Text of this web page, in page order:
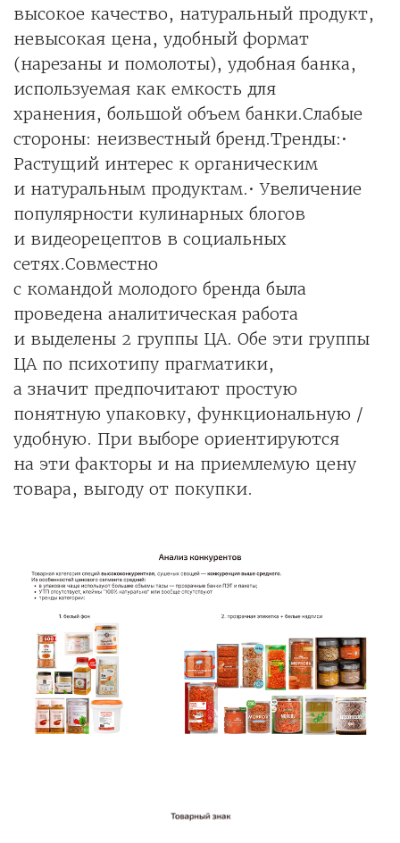
высокое качество, натуральный продукт,
невысокая цена, удобный формат
(нарезаны и помолоты), удобная банка,
используемая как емкость для
хранения, большой объем банки.Слабые
стороны: неизвестный бренд.Тренды:•
Растущий интерес к органическим
и натуральным продуктам.• Увеличение
популярности кулинарных блогов
и видеорецептов в социальных
сетях.Совместно
с командой молодого бренда была
проведена аналитическая работа
и выделены 2 группы ЦА. Обе эти группы
ЦА по психотипу прагматики,
а значит предпочитают простую
понятную упаковку, функциональную /
удобную. При выборе ориентируются
на эти факторы и на приемлемую цену
товара, выгоду от покупки.